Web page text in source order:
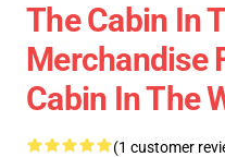
The Cabin In
Merchandise
Cabin In The
(1 customer